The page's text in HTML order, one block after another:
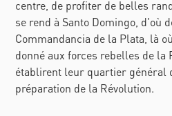
centre, de profiter de belles
se rend à Santo Domingo, d'où
Commandancia de la Plata, là
donné aux forces rebelles de la
établirent leur quartier général
préparation de la Révolution.